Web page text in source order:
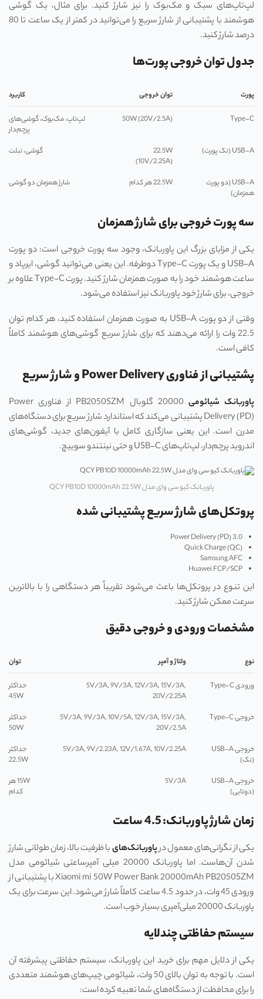
لپ‌تاپ‌های سبک و مک‌بوک را نیز شارژ کنید. برای مثال، یک گوشی
هوشمند با پشتیبانی از شارژ سریع را می‌توانید در کمتر از یک ساعت تا 80
درصد شارژ کنید.
جدول توان خروجی پورت‌ها
پورت توان خروجی کاربرد
Type-C
50W (20V/2.5A)
لپ‌تاپ، مک‌بوک، گوشی‌های
پرچم‌دار
USB-A (تک پورت)
22.5W
(10V/2.25A)
گوشی، تبلت
USB-A (دو پورت
همزمان)
22.5W هر کدام شارژ همزمان دو گوشی
سه پورت خروجی برای شارژ همزمان
یکی از مزایای بزرگ این پاوربانک، وجود سه پورت خروجی است: دو پورت
USB-A و یک پورت Type-C دوطرفه. این یعنی می‌توانید گوشی، ایرپاد و
ساعت هوشمند خود را به صورت همزمان شارژ کنید. پورت Type-C علاوه بر
خروجی، برای شارژ خود پاوربانک نیز استفاده می‌شود.
وقتی از دو پورت USB-A به صورت همزمان استفاده کنید، هر کدام توان
22.5 وات را ارائه می‌دهند که برای شارژ سریع گوشی‌های هوشمند کاملاً
کافی است.
پشتیبانی از فناوری Power Delivery و شارژ سریع
پاوربانک شیائومی
20000 گلوبال PB2050SZM از فناوری Power
Delivery (PD) پشتیبانی می‌کند که استاندارد شارژ سریع برای دستگاه‌های
مدرن است. این یعنی سازگاری کامل با آیفون‌های جدید، گوشی‌های
اندروید پرچم‌دار، لپ‌تاپ‌های USB-C و حتی نینتندو سوییچ.
پاوربانک کیو سی وای مدل QCY PB10D 10000mAh 22.5W
پروتکل‌های شارژ سریع پشتیبانی شده
Power Delivery (PD) 3.0
Quick Charge (QC)
Samsung AFC
Huawei FCP/SCP
این تنوع در پروتکل‌ها باعث می‌شود تقریباً هر دستگاهی را با بالاترین
سرعت ممکن شارژ کنید.
مشخصات ورودی و خروجی دقیق
نوع ولتاژ و آمپر توان
ورودی Type-C
5V/3A, 9V/3A, 12V/3A, 15V/3A,
20V/2.25A
حداکثر
45W
خروجی Type-C
5V/3A, 9V/3A, 10V/5A, 12V/3A, 15V/3A,
20V/2.5A
حداکثر
50W
خروجی USB-A
(تک)
5V/3A, 9V/2.23A, 12V/1.67A, 10V/2.25A
حداکثر
22.5W
خروجی USB-A
(دوتایی)
5V/3A
15W هر
کدام
زمان شارژ پاوربانک: 4.5 ساعت
یکی از نگرانی‌های معمول درپاوربانک‌هایبا ظرفیت بالا، زمان طولانی شارژ
شدن آن‌هاست. اما پاوربانک 20000 میلی آمپرساعتی شیائومی مدل
Xiaomi mi 50W Power Bank 20000mAh PB2050SZM با پشتیبانی از
ورودی 45 وات، در حدود 4.5 ساعت کاملاً شارژ می‌شود. این سرعت برای یک
پاوربانک 20000 میلی‌آمپری بسیار خوب است.
سیستم حفاظتی چندلایه
یکی از دلایل مهم برای خرید این پاوربانک، سیستم حفاظتی پیشرفته آن
است. با توجه به توان بالای 50 وات، شیائومی چیپ‌های هوشمند متعددی
را برای محافظت از دستگاه‌های شما تعبیه کرده است: